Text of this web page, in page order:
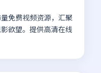
免费视频资源，汇聚
欲望。提供高清在线